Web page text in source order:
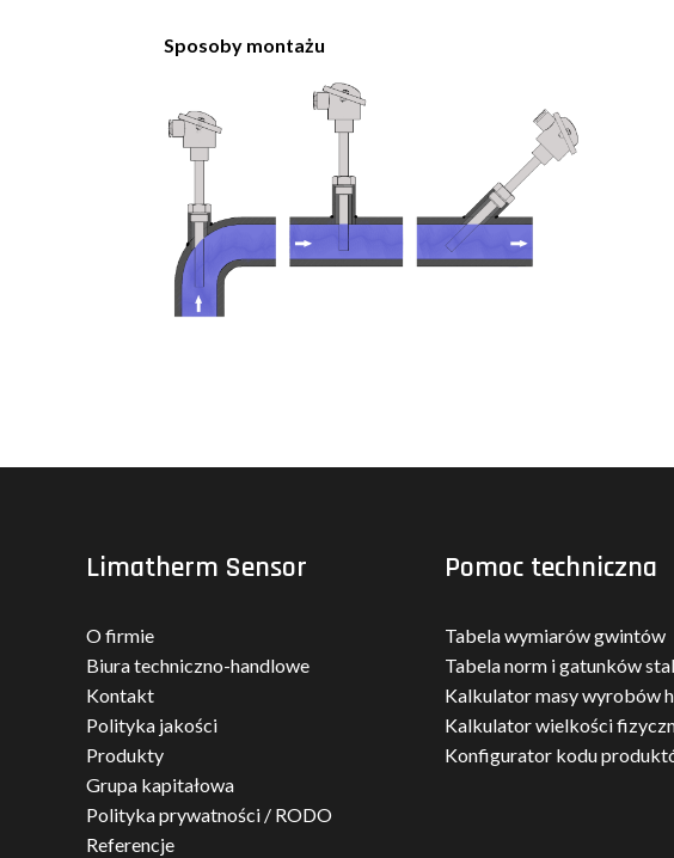
Sposoby montażu
Limatherm Sensor
O firmie
Biura techniczno-handlowe
Kontakt
Polityka jakości
Produkty
Grupa kapitałowa
Polityka prywatności / RODO
Referencje
Pomoc techniczna
Tabela wymiarów gwintów
Tabela norm i gatunków
Kalkulator masy wyrobów
Kalkulator wielkości
Konfigurator kodu